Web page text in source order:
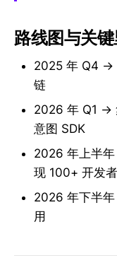
路线图与关
2025 年 Q4 →
链
2026 年 Q1 →
意图 SDK
2026 年上半
现 100+ 开发
2026 年下半
用